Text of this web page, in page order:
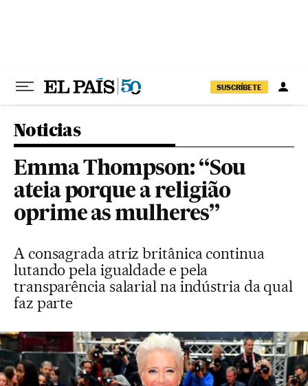
SUSCRÍBETE
Noticias
Emma Thompson: “Sou
ateia porque a religião
oprime as mulheres”
A consagrada atriz britânica continua
lutando pela igualdade e pela
transparência salarial na indústria da qual
faz parte